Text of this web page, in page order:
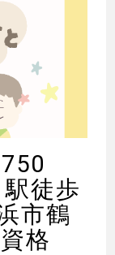
徒歩
市鶴
格